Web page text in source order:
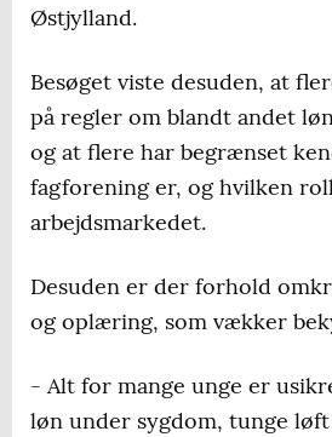
Østjylland.
Besøget viste desuden, at
på regler om blandt andet
og at flere har begrænset
fagforening er, og hvilken
arbejdsmarkedet.
Desuden er der forhold
og oplæring, som vækker
- Alt for mange unge er
løn under sygdom, tunge